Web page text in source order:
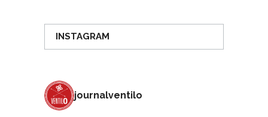
INSTAGRAM
journalventilo